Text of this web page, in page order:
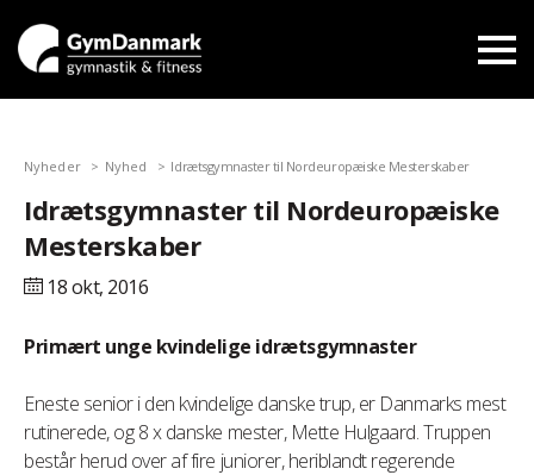
Nyheder Nyhed Idrætsgymnaster til Nordeuropæiske Mesterskaber
Idrætsgymnaster til Nordeuropæiske
Mesterskaber
18 okt, 2016
Primært unge kvindelige idrætsgymnaster
Eneste senior i den kvindelige danske trup, er Danmarks mest
rutinerede, og 8 x danske mester, Mette Hulgaard. Truppen
består herud over af fire juniorer, heriblandt regerende